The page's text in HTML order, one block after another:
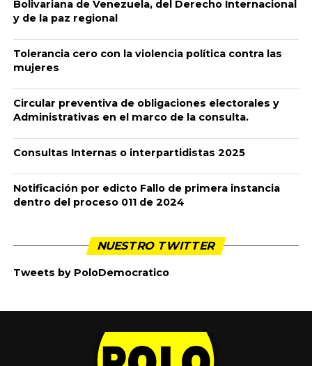
contra el pueblo nasa. Y para llamar al gobierno y a los
Publicado 7 años ago en 2:20 pm
By
El martes pasado, 51 congresistas sesionamos en
audiencia especial en Santander de Quilichao, Cauca,
para repudiar la ola de asesinatos desatada sobre las
comunidades indígenas de esa región, y en especial
contra el pueblo nasa. Y para llamar al gobierno y a los
El martes pasado, 51 congresistas sesionamos en
audiencia especial en Santander de Quilichao, Cauca,
para repudiar la ola de asesinatos desatada sobre las